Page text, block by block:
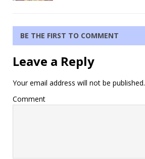
BE THE FIRST TO COMMENT
Leave a Reply
Your email address will not be published.
Comment